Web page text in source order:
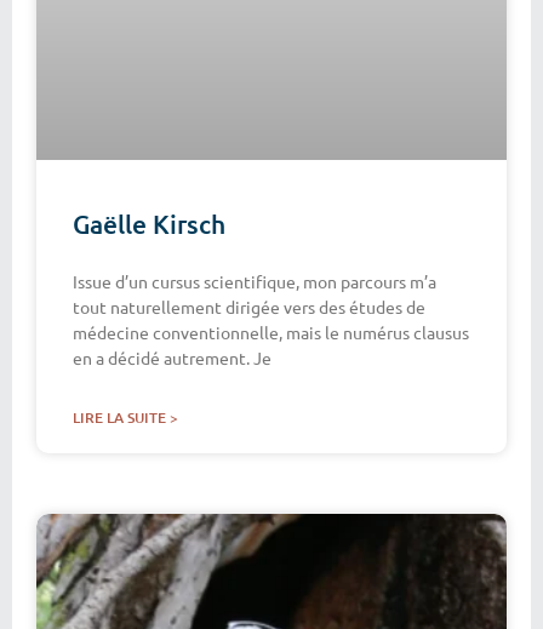
Gaëlle Kirsch
Issue d’un cursus scientifique, mon parcours m’a
tout naturellement dirigée vers des études de
médecine conventionnelle, mais le numérus clausus
en a décidé autrement. Je
LIRE LA SUITE >